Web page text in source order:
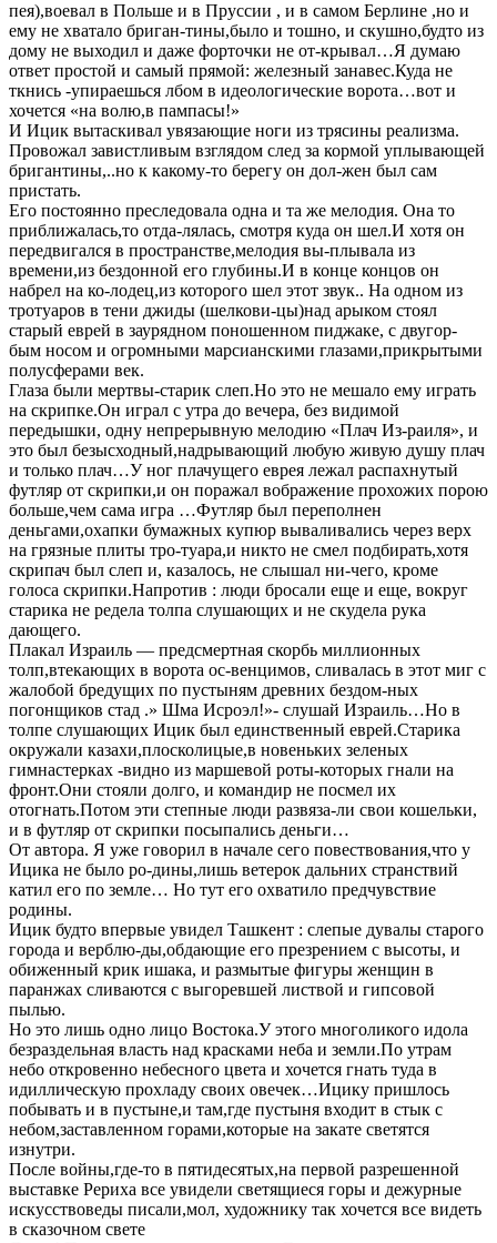
пея),воевал в Польше и в Пруссии , и в самом Берлине ,но и
ему не хватало бриган-тины,было и тошно, и скушно,будто из
дому не выходил и даже форточки не от-крывал…Я думаю
ответ простой и самый прямой: железный занавес.Куда не
ткнись -упираешься лбом в идеологические ворота…вот и
хочется «на волю,в пампасы!»
И Ицик вытаскивал увязающие ноги из трясины реализма.
Провожал завистливым взглядом след за кормой уплывающей
бригантины,..но к какому-то берегу он дол-жен был сам
пристать.
Его постоянно преследовала одна и та же мелодия. Она то
приближалась,то отда-лялась, смотря куда он шел.И хотя он
передвигался в пространстве,мелодия вы-плывала из
времени,из бездонной его глубины.И в конце концов он
набрел на ко-лодец,из которого шел этот звук.. На одном из
тротуаров в тени джиды (шелкови-цы)над арыком стоял
старый еврей в заурядном поношенном пиджаке, с двугор-
бым носом и огромными марсианскими глазами,прикрытыми
полусферами век.
Глаза были мертвы-старик слеп.Но это не мешало ему играть
на скрипке.Он играл с утра до вечера, без видимой
передышки, одну непрерывную мелодию «Плач Из-раиля», и
это был безысходный,надрывающий любую живую душу плач
и только плач…У ног плачущего еврея лежал распахнутый
футляр от скрипки,и он поражал вображение прохожих порою
больше,чем сама игра …Футляр был переполнен
деньгами,охапки бумажных купюр вываливались через верх
на грязные плиты тро-туара,и никто не смел подбирать,хотя
скрипач был слеп и, казалось, не слышал ни-чего, кроме
голоса скрипки.Напротив : люди бросали еще и еще, вокруг
старика не редела толпа слушающих и не скудела рука
дающего.
Плакал Израиль — предсмертная скорбь миллионных
толп,втекающих в ворота ос-венцимов, сливалась в этот миг с
жалобой бредущих по пустыням древних бездом-ных
погонщиков стад .» Шма Исроэл!»- слушай Израиль…Но в
толпе слушающих Ицик был единственный еврей.Старика
окружали казахи,плосколицые,в новеньких зеленых
гимнастерках -видно из маршевой роты-которых гнали на
фронт.Они стояли долго, и командир не посмел их
отогнать.Потом эти степные люди развяза-ли свои кошельки,
и в футляр от скрипки посыпались деньги…
От автора. Я уже говорил в начале сего повествования,что у
Ицика не было ро-дины,лишь ветерок дальних странствий
катил его по земле… Но тут его охватило предчувствие
родины.
Ицик будто впервые увидел Ташкент : слепые дувалы старого
города и верблю-ды,обдающие его презрением с высоты, и
обиженный крик ишака, и размытые фигуры женщин в
паранжах сливаются с выгоревшей листвой и гипсовой
пылью.
Но это лишь одно лицо Востока.У этого многоликого идола
безраздельная власть над красками неба и земли.По утрам
небо откровенно небесного цвета и хочется гнать туда в
идиллическую прохладу своих овечек…Ицику пришлось
побывать и в пустыне,и там,где пустыня входит в стык с
небом,заставленном горами,которые на закате светятся
изнутри.
После войны,где-то в пятидесятых,на первой разрешенной
выставке Рериха все увидели светящиеся горы и дежурные
искусствоведы писали,мол, художнику так хочется все видеть
в сказочном свете